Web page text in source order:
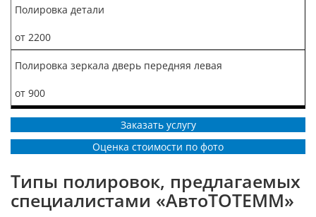
Полировка детали
от 2200
Полировка зеркала дверь передняя левая
от 900
Заказать услугу
Оценка стоимости по фото
Типы полировок, предлагаемых
специалистами «АвтоТОТЕММ»